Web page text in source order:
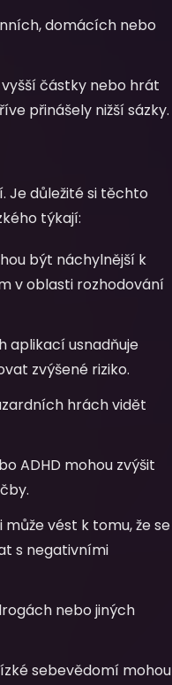
domácích nebo
částky nebo hrát
přinášely nižší sázky.
Je důležité si těchto
týkají:
být náchylnější k
v oblasti rozhodování
aplikací usnadňuje
zvýšené riziko.
hrách vidět
ADHD mohou zvýšit
vést k tomu, že se
s negativními
nebo jiných
sebevědomí mohou